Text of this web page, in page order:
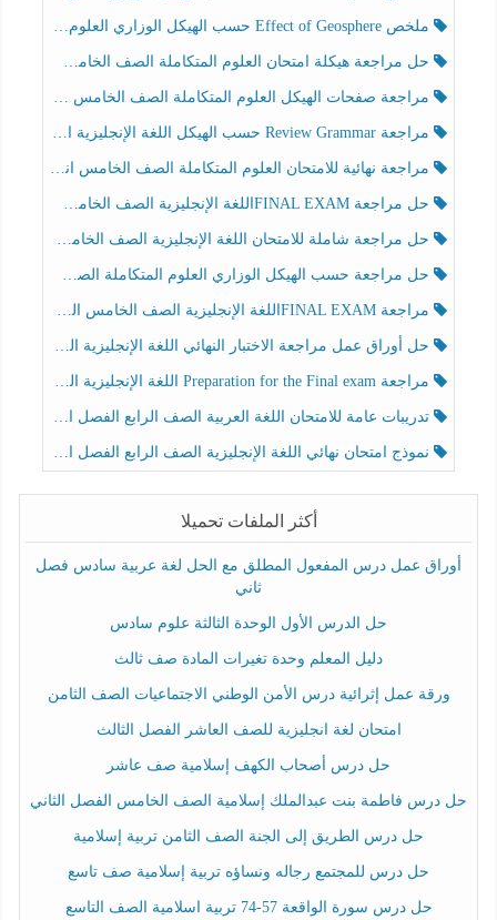
ملخص Effect of Geosphere حسب الهيكل الوزاري العلوم المتكاملة الصف الخامس انسبير الفصل الثالث
حل مراجعة هيكلة امتحان العلوم المتكاملة الصف الخامس عام الفصل الثالث
مراجعة صفحات الهيكل العلوم المتكاملة الصف الخامس انسبير الفصل الثالث
مراجعة Review Grammar حسب الهيكل اللغة الإنجليزية الصف الخامس الفصل الثالث
مراجعة نهائية للامتحان العلوم المتكاملة الصف الخامس انسبير الفصل الثالث
حل مراجعة FINAL EXAMاللغة الإنجليزية الصف الخامس الفصل الثالث
حل مراجعة شاملة للامتحان اللغة الإنجليزية الصف الخامس الفصل الثالث
حل مراجعة حسب الهيكل الوزاري العلوم المتكاملة الصف الخامس عام الفصل الثالث
مراجعة FINAL EXAMاللغة الإنجليزية الصف الخامس الفصل الثالث
حل أوراق عمل مراجعة الاختبار النهائي اللغة الإنجليزية الصف الرابع الفصل الثالث
مراجعة Preparation for the Final exam اللغة الإنجليزية الصف الرابع الفصل الثالث
تدريبات عامة للامتحان اللغة العربية الصف الرابع الفصل الثالث
نموذج امتحان نهائي اللغة الإنجليزية الصف الرابع الفصل الثالث
أكثر الملفات تحميلا
أوراق عمل درس المفعول المطلق مع الحل لغة عربية سادس فصل
ثاني
حل الدرس الأول الوحدة الثالثة علوم سادس
دليل المعلم وحدة تغيرات المادة صف ثالث
ورقة عمل إثرائية درس الأمن الوطني الاجتماعيات الصف الثامن
امتحان لغة انجليزية للصف العاشر الفصل الثالث
حل درس أصحاب الكهف إسلامية صف عاشر
حل درس فاطمة بنت عبدالملك إسلامية الصف الخامس الفصل الثاني
حل درس الطريق إلى الجنة الصف الثامن تربية إسلامية
حل درس للمجتمع رجاله ونساؤه تربية إسلامية صف تاسع
حل درس سورة الواقعة 57-74 تربية اسلامية الصف التاسع